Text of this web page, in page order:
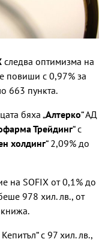
следва оптимизма на
повиши с 0,97% за
663 пункта.
бяха „Алтерко“ АД
Трейдинг“ с
холдинг“ 2,09% до
на SOFIX от 0,1% до
978 хил. лв., от
с 97 хил. лв.,